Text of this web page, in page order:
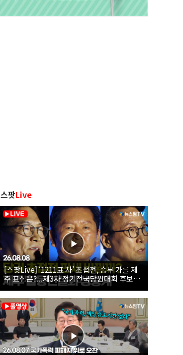
스팟Live
[스팟Live] ‘1211표 차’ 초접전, 승부 가를 제
주 표심은?...제3차 정기전국당원대회 후보자
제주 합동연설회 생중계 | 26.08.08